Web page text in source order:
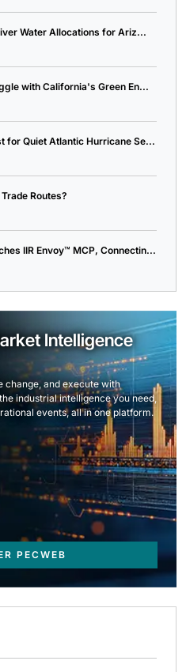
Water Allocations for Ariz...
with California's Green En...
for Quiet Atlantic Hurricane Se...
Routes?
IIR Envoy™ MCP, Connectin...
Intelligence
change, and execute with
industrial intelligence you need,
events, all in one platform.
PECWEB